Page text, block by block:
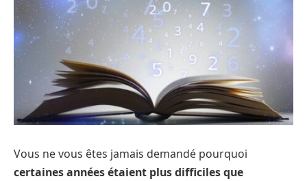
Vous ne vous êtes jamais demandé pourquoi
certaines années étaient plus difficiles que